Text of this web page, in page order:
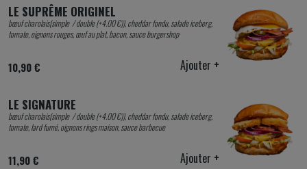
LE SUPRÊME ORIGINEL
bœuf charolais(simple / double (+4.00 €)), cheddar fondu, salade iceberg,
tomate, oignons rouges, œuf au plat, bacon, sauce burgershop
10,90 € Ajouter +
LE SIGNATURE
bœuf charolais(simple / double (+4.00 €)), cheddar fondu, salade iceberg,
tomate, lard fumé, oignons rings maison, sauce barbecue
11,90 € Ajouter +